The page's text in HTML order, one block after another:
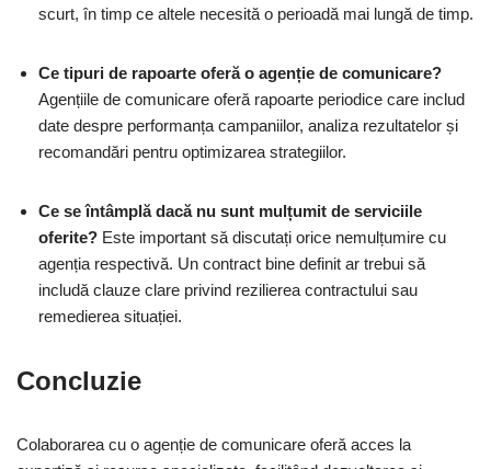
scurt, în timp ce altele necesită o perioadă mai lungă de timp.
Ce tipuri de rapoarte oferă o agenție de comunicare?
Agențiile de comunicare oferă rapoarte periodice care includ
date despre performanța campaniilor, analiza rezultatelor și
recomandări pentru optimizarea strategiilor.
Ce se întâmplă dacă nu sunt mulțumit de serviciile
oferite? Este important să discutați orice nemulțumire cu
agenția respectivă. Un contract bine definit ar trebui să
includă clauze clare privind rezilierea contractului sau
remedierea situației.
Concluzie
Colaborarea cu o agenție de comunicare oferă acces la